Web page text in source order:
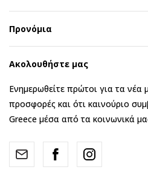
Προνόμια
Ακολουθήστε μας
Ενημερωθείτε πρώτοι για τα νέα
προσφορές και ότι καινούριο
Greece μέσα από τα κοινωνικά